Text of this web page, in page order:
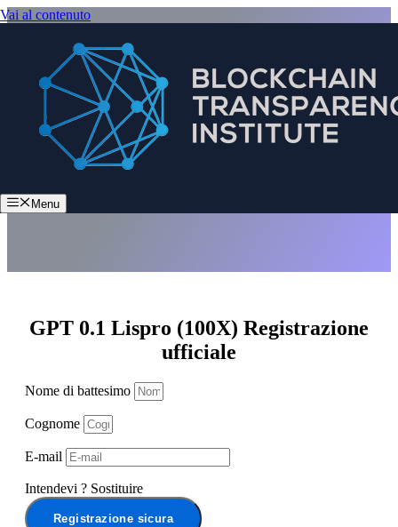
Vai al contenuto
Menu
GPT 0.1 Lispro (100X) Registrazione
ufficiale
Nome di battesimo
Cognome
E-mail
Intendevi ? Sostituire
Registrazione sicura